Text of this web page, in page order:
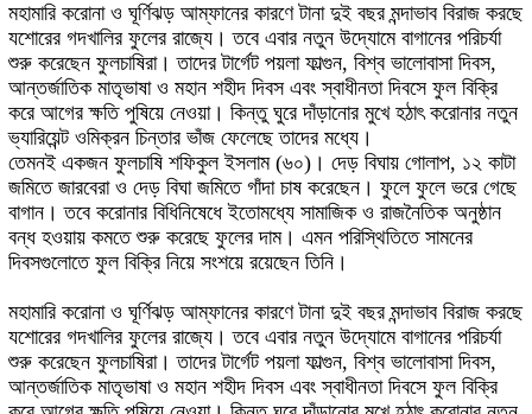
মহামারি করোনা ও ঘূর্ণিঝড় আম্ফানের কারণে টানা দুই বছর মন্দাভাব বিরাজ করছে
যশোরের গদখালির ফুলের রাজ্যে। তবে এবার নতুন উদ্যোমে বাগানের পরিচর্যা
শুরু করেছেন ফুলচাষিরা। তাদের টার্গেট পয়লা ফাল্গুন, বিশ্ব ভালোবাসা দিবস,
আন্তর্জাতিক মাতৃভাষা ও মহান শহীদ দিবস এবং স্বাধীনতা দিবসে ফুল বিক্রি
করে আগের ক্ষতি পুষিয়ে নেওয়া। কিন্তু ঘুরে দাঁড়ানোর মুখে হঠাৎ করোনার নতুন
ভ্যারিয়েন্ট ওমিক্রন চিন্তার ভাঁজ ফেলেছে তাদের মধ্যে।
তেমনই একজন ফুলচাষি শফিকুল ইসলাম (৬০)। দেড় বিঘায় গোলাপ, ১২ কাটা
জমিতে জারবেরা ও দেড় বিঘা জমিতে গাঁদা চাষ করেছেন। ফুলে ফুলে ভরে গেছে
বাগান। তবে করোনার বিধিনিষেধে ইতোমধ্যে সামাজিক ও রাজনৈতিক অনুষ্ঠান
বন্ধ হওয়ায় কমতে শুরু করেছে ফুলের দাম। এমন পরিস্থিতিতে সামনের
দিবসগুলোতে ফুল বিক্রি নিয়ে সংশয়ে রয়েছেন তিনি।
মহামারি করোনা ও ঘূর্ণিঝড় আম্ফানের কারণে টানা দুই বছর মন্দাভাব বিরাজ করছে
যশোরের গদখালির ফুলের রাজ্যে। তবে এবার নতুন উদ্যোমে বাগানের পরিচর্যা
শুরু করেছেন ফুলচাষিরা। তাদের টার্গেট পয়লা ফাল্গুন, বিশ্ব ভালোবাসা দিবস,
আন্তর্জাতিক মাতৃভাষা ও মহান শহীদ দিবস এবং স্বাধীনতা দিবসে ফুল বিক্রি